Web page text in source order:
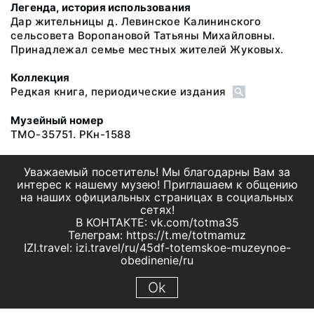
Легенда, история использования
Дар жительницы д. Левинское Калининского
сельсовета Воропановой Татьяны Михайловны.
Принадлежал семье местных жителей Жуковых.
Коллекция
Редкая книга, периодические издания
Музейный номер
ТМО-35751. РКн-1588
Уважаемый посетитель! Мы благодарны Вам за
интерес к нашему музею! Приглашаем к общению
на наших официальных страницах в социальных
сетях!
В КОНТАКТЕ: vk.com/totma35
Телеграм: https://t.me/totmamuz
IZI.travel: izi.travel/ru/45df-totemskoe-muzeynoe-
obedinenie/ru
Ok